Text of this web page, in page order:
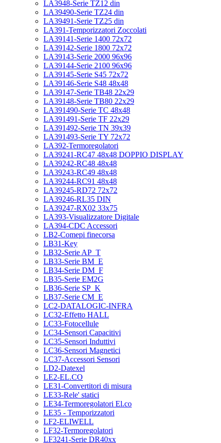
LA3948-Serie TZ12 din
LA39490-Serie TZ24 din
LA39491-Serie TZ25 din
LA391-Temporizzatori Zoccolati
LA39141-Serie 1400 72x72
LA39142-Serie 1800 72x72
LA39143-Serie 2000 96x96
LA39144-Serie 2100 96x96
LA39145-Serie S45 72x72
LA39146-Serie S48 48x48
LA39147-Serie TB48 22x29
LA39148-Serie TB80 22x29
LA391490-Serie TC 48x48
LA391491-Serie TF 22x29
LA391492-Serie TN 39x39
LA391493-Serie TY 72x72
LA392-Termoregolatori
LA39241-RC47 48x48 DOPPIO DISPLAY
LA39242-RC48 48x48
LA39243-RC49 48x48
LA39244-RC91 48x48
LA39245-RD72 72x72
LA39246-RL35 DIN
LA39247-RX02 33x75
LA393-Visualizzatore Digitale
LA394-CDC Accessori
LB2-Comepi finecorsa
LB31-Key
LB32-Serie AP_T
LB33-Serie BM_E
LB34-Serie DM_F
LB35-Serie EM2G
LB36-Serie SP_K
LB37-Serie CM_E
LC2-DATALOGIC-INFRA
LC32-Effetto HALL
LC33-Fotocellule
LC34-Sensori Capacitivi
LC35-Sensori Induttivi
LC36-Sensori Magnetici
LC37-Accessori Sensori
LD2-Datexel
LE2-EL.CO
LE31-Convertitori di misura
LE33-Rele' statici
LE34-Termoregolatori El.co
LE35 - Temporizzatori
LF2-ELIWELL
LF32-Termoregolatori
LF3241-Serie DR40xx